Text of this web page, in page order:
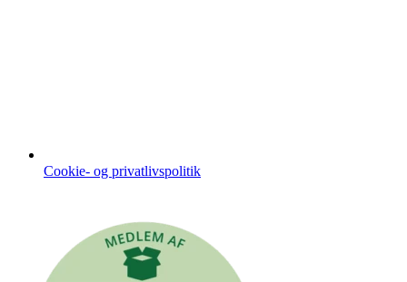
Cookie- og privatlivspolitik